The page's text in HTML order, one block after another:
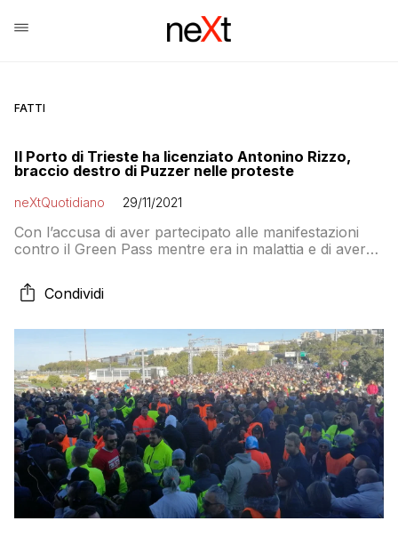
FATTI
Il Porto di Trieste ha licenziato Antonino Rizzo,
braccio destro di Puzzer nelle proteste
neXtQuotidiano 29/11/2021
Con l’accusa di aver partecipato alle manifestazioni
contro il Green Pass mentre era in malattia e di aver
Portuale, Antonino Rizzo – braccio destro di Stefano
Puzzer – è stato licenziato dal Porto di Trieste
Condividi